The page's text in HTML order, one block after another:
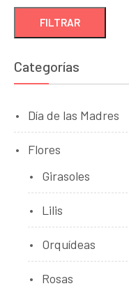
FILTRAR
Categorías
Día de las Madres
Flores
Girasoles
Lilis
Orquídeas
Rosas